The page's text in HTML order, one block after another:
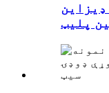
ډیزاین